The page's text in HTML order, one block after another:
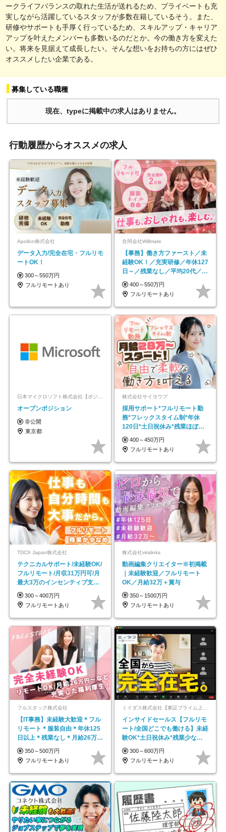
ークライフバランスの取れた生活が送れるため、プライベートも充
実しながら活躍しているスタッフが多数在籍しているそう。また、
研修やサポートも手厚く行っているため、スキルアップ・キャリア
アップを叶えたメンバーも多数いるのだとか。今の働き方を変えた
い。将来を見据えて成長したい。そんな想いをお持ちの方にはぜひ
オススメしたい企業である。
募集している職種
現在、typeに掲載中の求人はありません。
行動履歴からオススメの求人
Apollon株式会社
データ入力/完全在宅・フルリモ
ートOK！
300～550万円
フルリモートあり
合同会社Willmate
【事務】働き方ファースト／未
経験OK！／充実研修／年休127
日～／残業なし／平均20代／リ
モートOK
400～550万円
フルリモートあり
日本マイクロソフト株式会社【ポジションマッチ登録】
オープンポジション
非公開
東京都
株式会社サイヨウブ
採用サポート*フルリモート勤
務*フレックスタイム制*年休
120日*土日祝休み*残業ほぼな
し*育児中社員8割以上
400～450万円
フルリモートあり
TDCX Japan株式会社
テクニカルサポート/未経験OK/
フルリモート/月収31万円可/月
最大3万のインセンティブ支給/
平均年齢33歳
300～400万円
フルリモートあり
株式会社viralinks
動画編集クリエイター※初掲載
｜未経験歓迎／フルリモート
OK／月給32万＋賞与
350～1500万円
フルリモートあり
フルスタック株式会社
【IT事務】未経験大歓迎＊フル
リモート＊服装自由＊年休125
日以上＊残業なし＊月給26万円
以上
350～500万円
フルリモートあり
ミイダス株式会社【東証プライム上場パーソルグループ】
インサイドセールス【フルリモ
ート/全国どこでも働ける】未経
験OK*土日祝休み*残業少なめ*
在宅勤務手当あり
300～600万円
フルリモートあり